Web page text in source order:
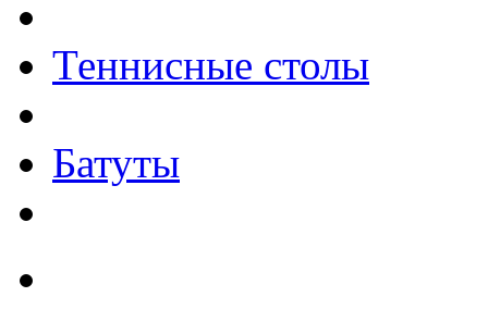
Теннисные столы
Батуты